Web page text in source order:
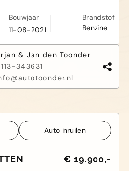
Bouwjaar
11-08-2021
Brandstof
Benzine
& Jan den Toonder
343631
Auto inruilen
€ 19.900,-